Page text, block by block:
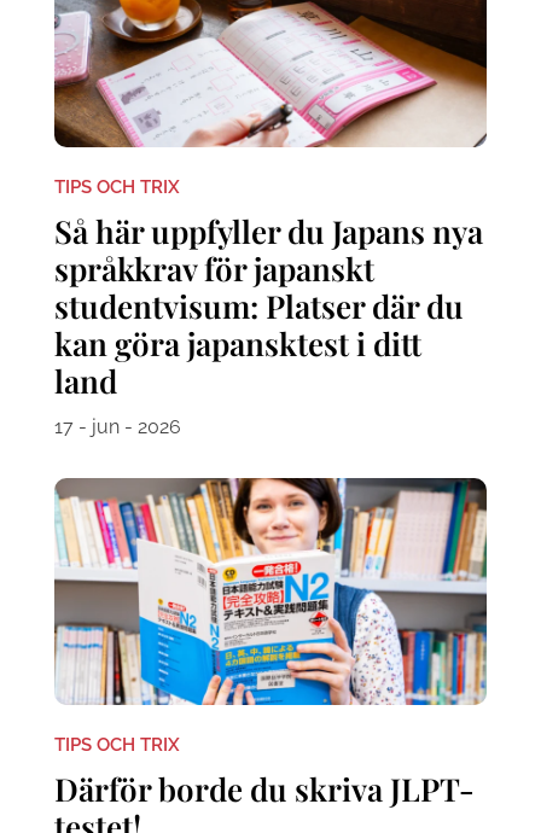
TIPS OCH TRIX
Så här uppfyller du Japans nya
språkkrav för japanskt
studentvisum: Platser där du
kan göra japansktest i ditt
land
17 - jun - 2026
TIPS OCH TRIX
Därför borde du skriva JLPT-